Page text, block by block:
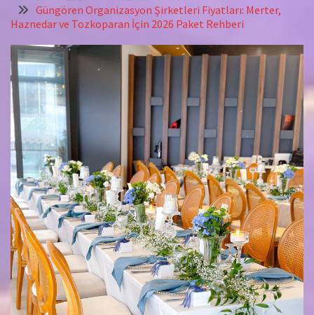
Güngören Organizasyon Şirketleri Fiyatları: Merter,
Haznedar ve Tozkoparan İçin 2026 Paket Rehberi